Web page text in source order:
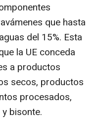
que hasta
del 15%. Esta
la UE conceda
a productos
secos, productos
procesados,
bisonte.